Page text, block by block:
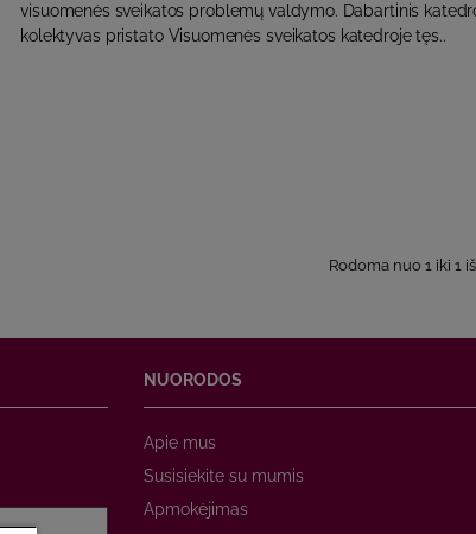
visuomenės sveikatos problemų valdymo. Dabartinis
kolektyvas pristato Visuomenės sveikatos katedroje tęs..
Rodoma nuo 1 iki 1
NUORODOS
Apie mus
Susisiekite su mumis
Apmokėjimas